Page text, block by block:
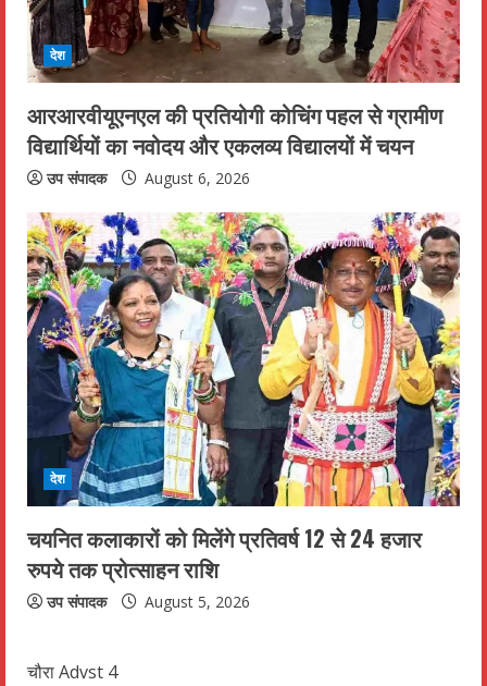
देश
आरआरवीयूएनएल की प्रतियोगी कोचिंग पहल से ग्रामीण
विद्यार्थियों का नवोदय और एकलव्य विद्यालयों में चयन
उप संपादक August 6, 2026
देश
चयनित कलाकारों को मिलेंगे प्रतिवर्ष 12 से 24 हजार
रुपये तक प्रोत्साहन राशि
उप संपादक August 5, 2026
चौरा Advst 4